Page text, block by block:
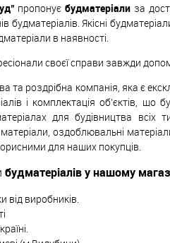
пропонуєбудматеріали за
будматеріалів. Якісні
в наявності.
своєї справи завжди
та роздрібна компанія, яка є
і комплектація об'єктів, що
для будівництва
матеріали, оздоблювальні
для наших покупців.
будматеріалів у нашому
від виробників.